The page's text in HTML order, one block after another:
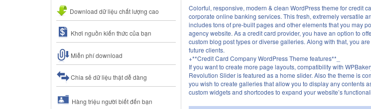
Download dữ liệu chất lượng cao
Khơi nguồn kiến thức của bạn
Miễn phí download
Chia sẻ dữ liệu thật dễ dàng
Hàng triệu người biết đến bạn
Colorful, responsive, modern & clean WordPress theme for credit
corporate online banking services. This fresh, extremely versatile
includes tons of pre-built pages and other elements that you may
agency website. As a credit card provider, you have an option to
custom blog post types or diverse galleries. Along with that, you
future clients.
+**Credit Card Company WordPress Theme features**_
If you want to create more page layouts, compatibility with
Revolution Slider is featured as a home slider. Also the theme is
you wish to create galleries that allow you to display any contents
custom widgets and shortcodes to expand your website’s